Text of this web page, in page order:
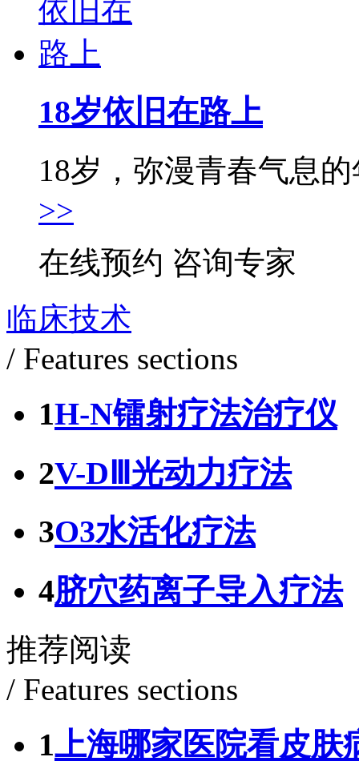
18岁依旧在路上
18岁，弥漫青春气息
>>
在线预约 咨询专家
临床技术
/ Features sections
1H-N镭射疗法治疗仪
2V-DⅢ光动力疗法
3O3水活化疗法
4脐穴药离子导入疗法
推荐阅读
/ Features sections
1上海哪家医院看皮肤